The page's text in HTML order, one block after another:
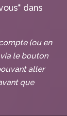
dans
(ou en
le bouton
aller
que